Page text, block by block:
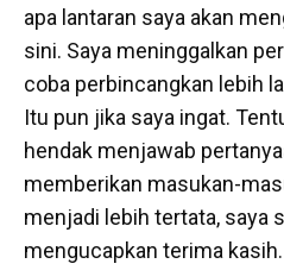
apa lantaran saya akan
sini. Saya meninggalkan
coba perbincangkan lebih
Itu pun jika saya ingat.
hendak menjawab
memberikan masukan-
menjadi lebih tertata, saya
mengucapkan terima